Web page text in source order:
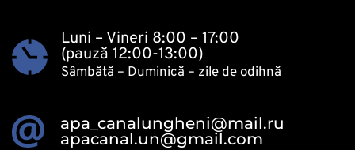
Luni – Vineri 8:00 – 17:00
(pauză 12:00-13:00)
Sâmbătă – Duminică – zile de odihnă
apa_canalungheni@mail.ru
apacanal.un@gmail.com